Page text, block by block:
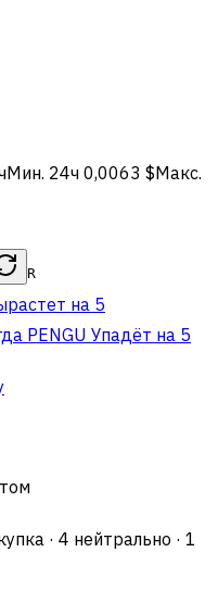
Мин. 24ч 0,0063 $Макс.
R
на 5
PENGU Упадёт на 5
· 4 нейтрально · 1